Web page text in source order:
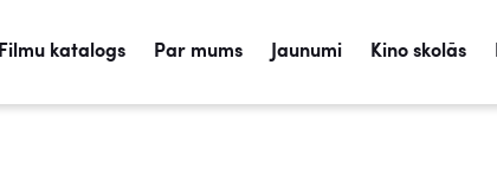
Filmu katalogs Par mums Jaunumi Kino skolās